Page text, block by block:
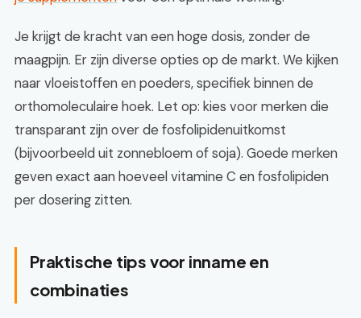
Je krijgt de kracht van een hoge dosis, zonder de
maagpijn. Er zijn diverse opties op de markt. We kijken
naar vloeistoffen en poeders, specifiek binnen de
orthomoleculaire hoek. Let op: kies voor merken die
transparant zijn over de fosfolipidenuitkomst
(bijvoorbeeld uit zonnebloem of soja). Goede merken
geven exact aan hoeveel vitamine C en fosfolipiden
per dosering zitten.
Praktische tips voor inname en
combinaties